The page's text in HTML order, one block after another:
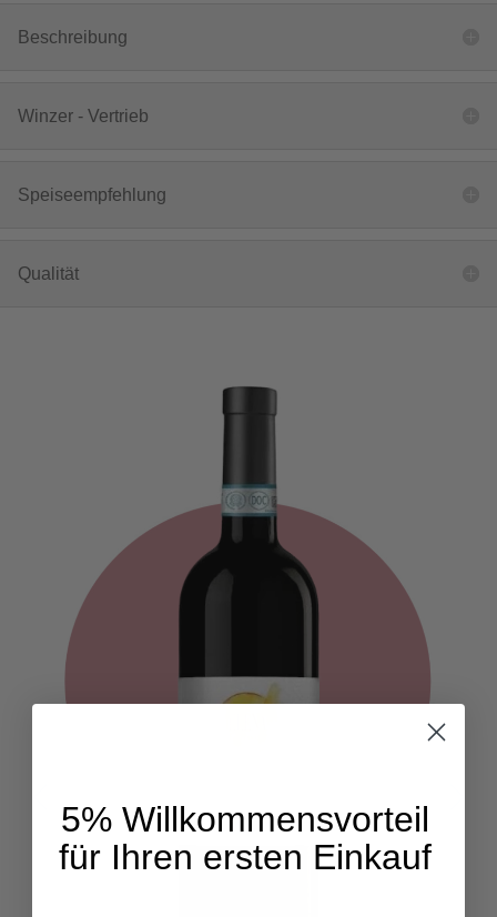
Beschreibung
Winzer - Vertrieb
Speiseempfehlung
Qualität
5% Willkommensvorteil
für Ihren ersten Einkauf